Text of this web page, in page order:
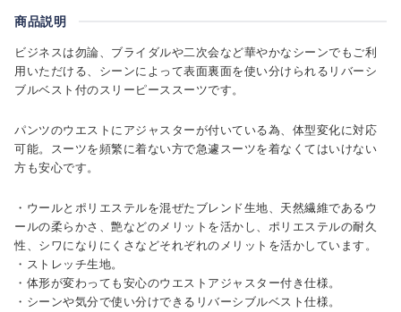
商品説明
ビジネスは勿論、ブライダルや二次会など華やかなシーンでもご利
用いただける、シーンによって表面裏面を使い分けられるリバーシ
ブルベスト付のスリーピーススーツです。
パンツのウエストにアジャスターが付いている為、体型変化に対応
可能。スーツを頻繁に着ない方で急遽スーツを着なくてはいけない
方も安心です。
・ウールとポリエステルを混ぜたブレンド生地、天然繊維であるウ
ールの柔らかさ、艶などのメリットを活かし、ポリエステルの耐久
性、シワになりにくさなどそれぞれのメリットを活かしています。
・ストレッチ生地。
・体形が変わっても安心のウエストアジャスター付き仕様。
・シーンや気分で使い分けできるリバーシブルベスト仕様。